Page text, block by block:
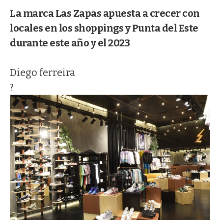
La marca Las Zapas apuesta a crecer con
locales en los shoppings y Punta del Este
durante este año y el 2023
Diego ferreira
?